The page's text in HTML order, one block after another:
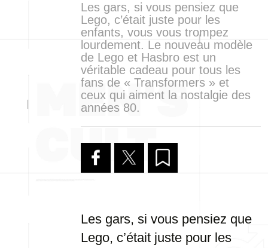
Les gars, si vous pensiez que
Lego, c’était juste pour les
enfants, vous vous trompez
lourdement. Le nouveau modèle
de Lego et Hasbro est un
véritable cadeau pour tous les
fans de « Transformers » et
ceux qui aiment la nostalgie des
années 80.
Les gars, si vous pensiez que
Lego, c’était juste pour les